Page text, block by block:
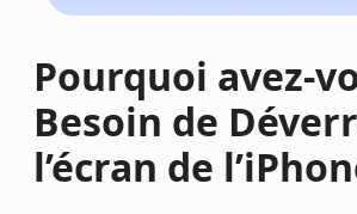
Pourquoi avez-
Besoin de
l’écran de